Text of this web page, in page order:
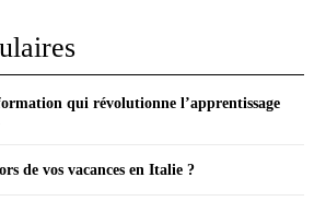
qui révolutionne l’apprentissage
de vos vacances en Italie ?